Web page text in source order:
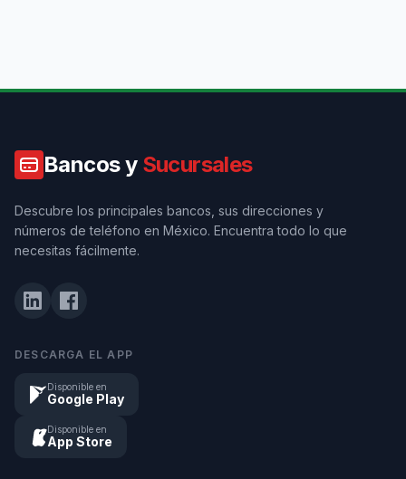
Bancos y Sucursales
Descubre los principales bancos, sus direcciones y
números de teléfono en México. Encuentra todo lo que
necesitas fácilmente.
DESCARGA EL APP
Disponible en
Google Play
Disponible en
App Store